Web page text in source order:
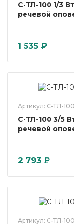
С-ТЛ-100 1/3 Вт
речевой
1 535 ₽
Артикул: С-ТЛ-
С-ТЛ-100 3/5
речевой
2 793 ₽
Артикул: С-ТЛ-100